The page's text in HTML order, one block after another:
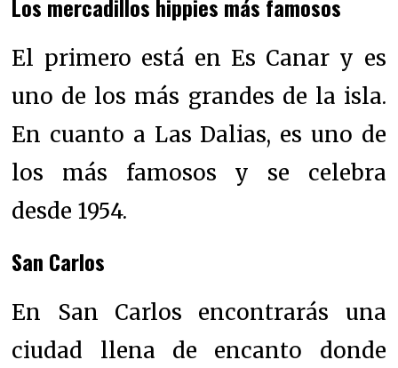
Los mercadillos hippies más famosos
El primero está en Es Canar y es
uno de los más grandes de la isla.
En cuanto a Las Dalias, es uno de
los más famosos y se celebra
desde 1954.
San Carlos
En San Carlos encontrarás una
ciudad llena de encanto donde